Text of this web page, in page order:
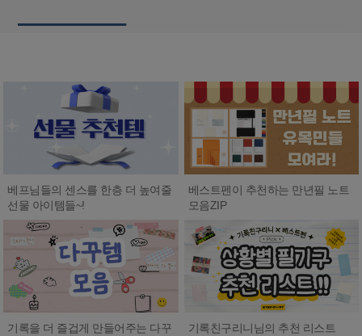
베프님들의 센스를 한층 더 높여줄
선물 아이템들~!
베스트펜이 추천하는 만년필 노트
모음ZIP
기록을 더 즐겁게 만들어주는 다꾸
기록친구리니님의 추천 리스트